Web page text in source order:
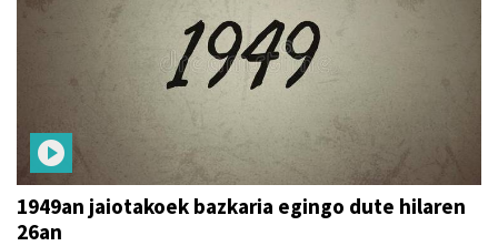
1949an jaiotakoek bazkaria egingo dute hilaren
26an